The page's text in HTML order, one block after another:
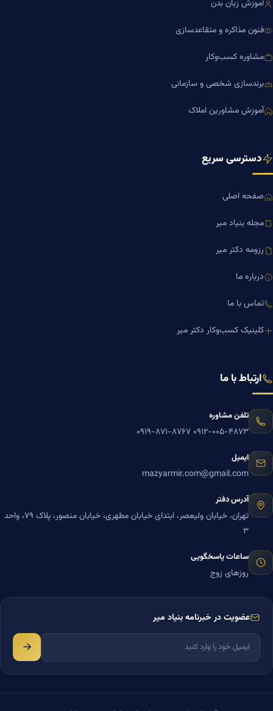
آموزش زبان بدن
فنون مذاکره و متقاعدسازی
مشاوره کسب‌وکار
برندسازی شخصی و سازمانی
آموزش مشاورین املاک
دسترسی سریع
صفحه اصلی
مجله بنیاد میر
رزومه دکتر میر
درباره ما
تماس با ما
کلینیک کسب‌وکار دکتر میر
ارتباط با ما
تلفن مشاوره
۰۹۱۲-۰۰۵-۴۸۷۳ ۰۹۱۹-۸۷۱-۸۷۶۷
ایمیل
mazyarmir.com@gmail.com
آدرس دفتر
تهران، خیابان ولیعصر، ابتدای خیابان مطهری، خیابان منصور، پلاک ۷۹، واحد
۳
ساعات پاسخگویی
روزهای زوج
عضویت در خبرنامه بنیاد میر